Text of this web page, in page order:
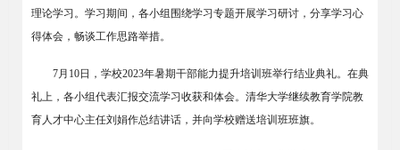
理论学习。学习期间，各小组围绕学习专题开展学习研讨，分享学习心
得体会，畅谈工作思路举措。
7月10日，学校2023年暑期干部能力提升培训班举行结业典礼。在典
礼上，各小组代表汇报交流学习收获和体会。清华大学继续教育学院教
育人才中心主任刘娟作总结讲话，并向学校赠送培训班班旗。